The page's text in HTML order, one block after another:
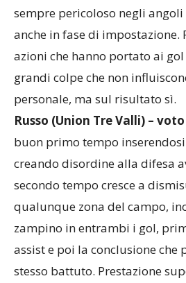
sempre pericoloso negli angoli
anche in fase di
azioni che hanno portato ai
grandi colpe che non
personale, ma sul risultato sì.
Russo (Union Tre Valli) –
buon primo tempo
creando disordine alla difesa
secondo tempo cresce a
qualunque zona del campo,
zampino in entrambi i gol,
assist e poi la conclusione che
stesso battuto. Prestazione